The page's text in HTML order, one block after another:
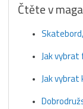
Čtěte v
Jak
Jak vybrat